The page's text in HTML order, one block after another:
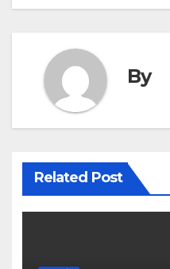
By
Related Post